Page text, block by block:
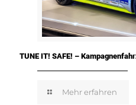
TUNE IT! SAFE! –
Mehr erfahren